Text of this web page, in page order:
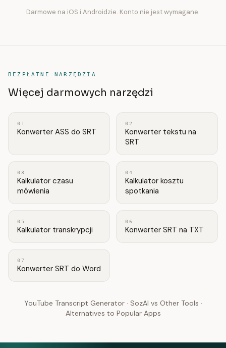
Darmowe na iOS i Androidzie. Konto nie jest wymagane.
BEZPŁATNE NARZĘDZIA
Więcej darmowych narzędzi
01
Konwerter ASS do SRT
02
Konwerter tekstu na
SRT
03
Kalkulator czasu
mówienia
04
Kalkulator kosztu
spotkania
05
Kalkulator transkrypcji
06
Konwerter SRT na TXT
07
Konwerter SRT do Word
YouTube Transcript Generator· SozAI vs Other Tools ·
Alternatives to Popular Apps